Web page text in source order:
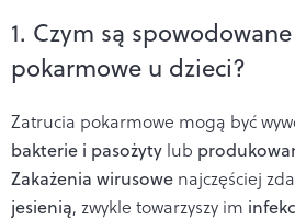
1. Czym są
pokarmowe u dzieci?
Zatrucia pokarmowe mogą być
bakterie i pasożyty lub
Zakażenia wirusowe najczęściej
jesienią, zwykle towarzyszy im